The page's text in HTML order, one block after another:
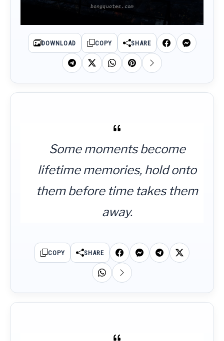
DOWNLOAD COPY SHARE
Some moments become
lifetime memories, hold onto
them before time takes them
away.
COPY SHARE